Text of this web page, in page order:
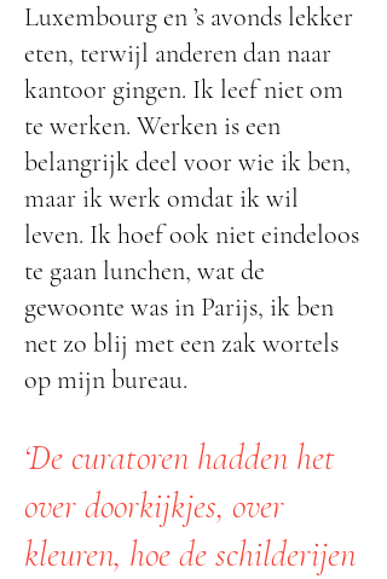
Luxembourg en ’s avonds lekker
eten, terwijl anderen dan naar
kantoor gingen. Ik leef niet om
te werken. Werken is een
belangrijk deel voor wie ik ben,
maar ik werk omdat ik wil
leven. Ik hoef ook niet eindeloos
te gaan lunchen, wat de
gewoonte was in Parijs, ik ben
net zo blij met een zak wortels
op mijn bureau.
‘De curatoren hadden het
over doorkijkjes, over
kleuren, hoe de schilderijen